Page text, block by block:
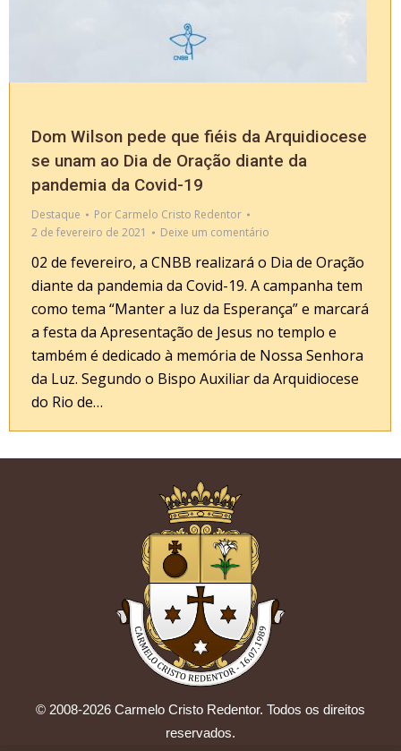
Dom Wilson pede que fiéis da Arquidiocese
se unam ao Dia de Oração diante da
pandemia da Covid-19
Destaque Por Carmelo Cristo Redentor
2 de fevereiro de 2021
Deixe um comentário
02 de fevereiro, a CNBB realizará o Dia de Oração
diante da pandemia da Covid-19. A campanha tem
como tema “Manter a luz da Esperança” e marcará
a festa da Apresentação de Jesus no templo e
também é dedicado à memória de Nossa Senhora
da Luz. Segundo o Bispo Auxiliar da Arquidiocese
do Rio de…
© 2008-2026 Carmelo Cristo Redentor. Todos os direitos
reservados.